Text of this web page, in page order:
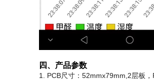
四、产品参数
1. PCB尺寸：52mmx79mm,2层板